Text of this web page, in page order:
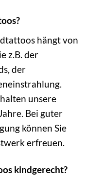
hängt von
z.B. der
der
unsere
Bei guter
können Sie
erfreuen.
kindgerecht?